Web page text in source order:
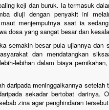
keji dan buruk. Ia termasuk
diuji dengan penyakit ini
menjemputnya saat ia
dosa yang sangat besar dan
semakin besar pula ujiannya dan
dan mendatangkan
lebihan dalam biaya
daripada meninggalkannya setelah
sekadar bertobat darinya.
zina agar penghindaran